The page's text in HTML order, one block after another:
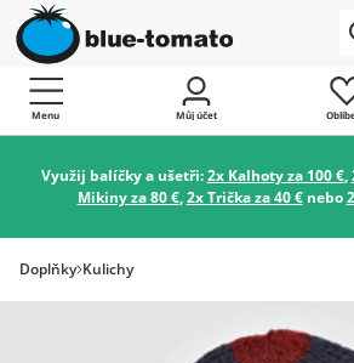
Menu Můj účet
Využij balíčky a ušetři:2x Kalhoty za 100 €,
Mikiny za 80 €,2x Trička za 40 €nebo
Doplňky Kulichy